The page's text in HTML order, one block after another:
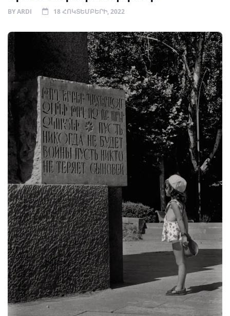
BYARDI 18 ՀՈԿՏԵՄԲԵՐԻ, 2022